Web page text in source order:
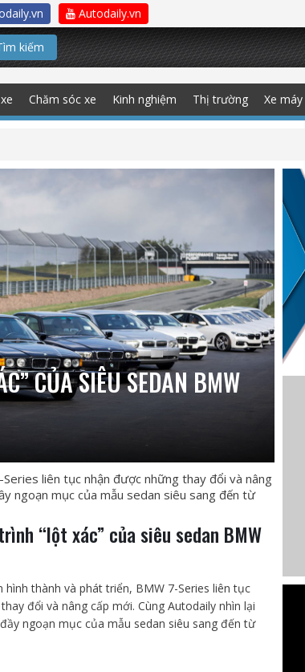
Autodaily.vn
kiếm
Chăm sóc xe Kinh nghiệm Thị trường Xe máy
CỦA SIÊU SEDAN BMW
liên tục nhận được những thay đổi và nâng
ngoạn mục của mẫu sedan siêu sang đến từ
“lột xác” của siêu sedan BMW
hình thành và phát triển, BMW 7-Series liên tục
đổi và nâng cấp mới. Cùng Autodaily nhìn lại
ngoạn mục của mẫu sedan siêu sang đến từ